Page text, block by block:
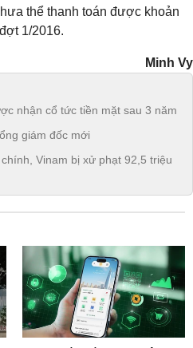
thể thanh toán được khoản
1/2016.
Minh Vy
nhận cổ tức tiền mặt sau 3 năm
giám đốc mới
Vinam bị xử phạt 92,5 triệu